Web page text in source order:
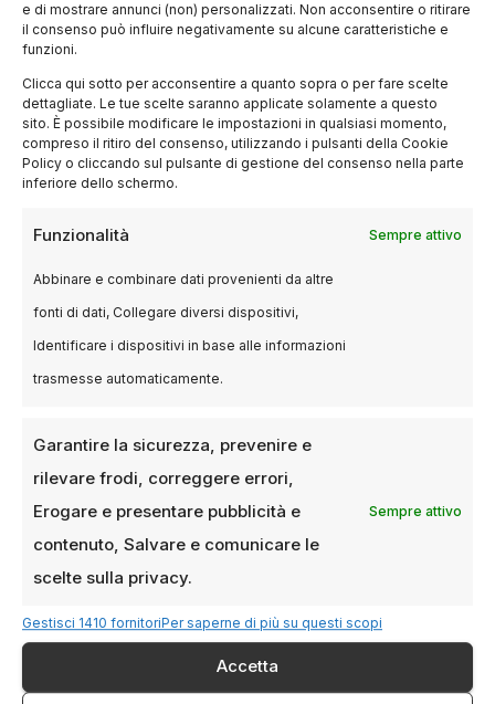
e di mostrare annunci (non) personalizzati. Non acconsentire o ritirare
il consenso può influire negativamente su alcune caratteristiche e
funzioni.
Clicca qui sotto per acconsentire a quanto sopra o per fare scelte
dettagliate. Le tue scelte saranno applicate solamente a questo
sito. È possibile modificare le impostazioni in qualsiasi momento,
compreso il ritiro del consenso, utilizzando i pulsanti della Cookie
Policy o cliccando sul pulsante di gestione del consenso nella parte
inferiore dello schermo.
Funzionalità Sempre attivo
Abbinare e combinare dati provenienti da altre
fonti di dati, Collegare diversi dispositivi,
Identificare i dispositivi in base alle informazioni
trasmesse automaticamente.
Garantire la sicurezza, prevenire e
rilevare frodi, correggere errori,
Erogare e presentare pubblicità e
contenuto, Salvare e comunicare le
scelte sulla privacy.
Sempre attivo
Gestisci 1410 fornitoriPer saperne di più su questi scopi
Accetta
fantascienza moderna con “Inception”, un
thriller psicologico che esplora il mondo dei
sogni e della realtà. Con un cast stellare
guidato da Leonardo DiCaprio, il film è un
viaggio affascinante e complesso nella mente
umana.
I migliori film della
storia del cinema:
conclusioni
del cinema e hanno influenzato generazioni di
registi e spettatori. Guardarli significa
immergersi in storie straordinarie,
interpretazioni magistrali e innovazioni
cinematografiche che hanno lasciato un segno